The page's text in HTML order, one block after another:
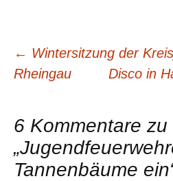
← Wintersitzung der
Rheingau
Disco in
6 Kommentare zu
„
Tannenbäume ein